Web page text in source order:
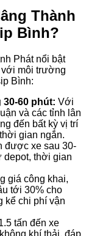
Thành
Bình?
Phát nổi bật
môi trường
Bình:
60 phút: Với
và các tỉnh lân
đến bất kỳ vị trí
gian ngắn.
được xe sau 30-
depot, thời gian
giá công khai,
tới 30% cho
kể chi phí vận
tấn đến xe
khí thải, đáp